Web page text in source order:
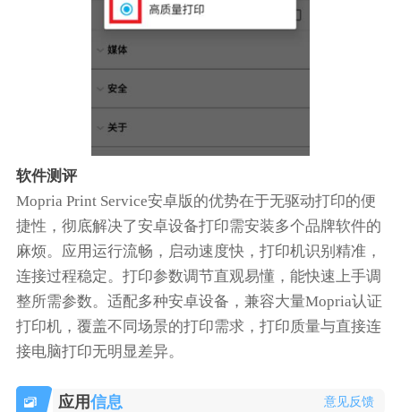
软件测评
Mopria Print Service安卓版的优势在于无驱动打印的便
捷性，彻底解决了安卓设备打印需安装多个品牌软件的
麻烦。应用运行流畅，启动速度快，打印机识别精准，
连接过程稳定。打印参数调节直观易懂，能快速上手调
整所需参数。适配多种安卓设备，兼容大量Mopria认证
打印机，覆盖不同场景的打印需求，打印质量与直接连
接电脑打印无明显差异。
应用信息 意见反馈